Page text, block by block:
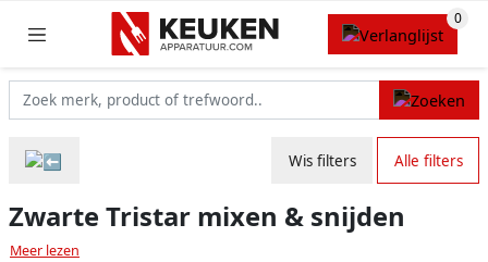
Wis filters Alle filters
Zwarte Tristar mixen & snijden
Meer lezen